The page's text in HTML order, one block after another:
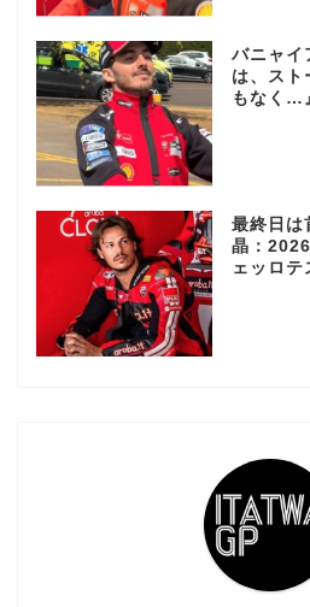
バニャイ
は、スト
もなく…
最終日は
晶：
ェッロテ